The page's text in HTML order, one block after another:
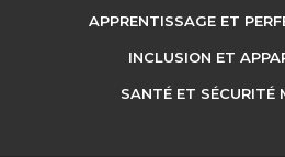
APPRENTISSAGE ET
INCLUSION ET
SANTÉ ET SÉCURITÉ